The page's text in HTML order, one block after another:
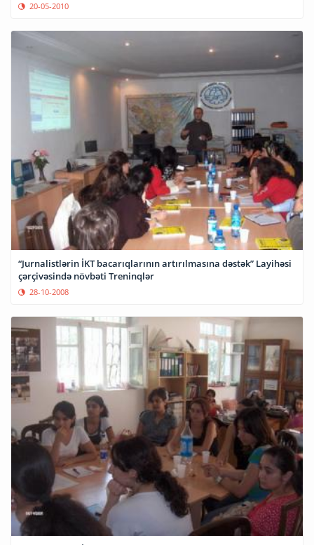
20-05-2010
“Jurnalistlərin İKT bacarıqlarının artırılmasına dəstək” Layihəsi
çərçivəsində növbəti Treninqlər
28-10-2008